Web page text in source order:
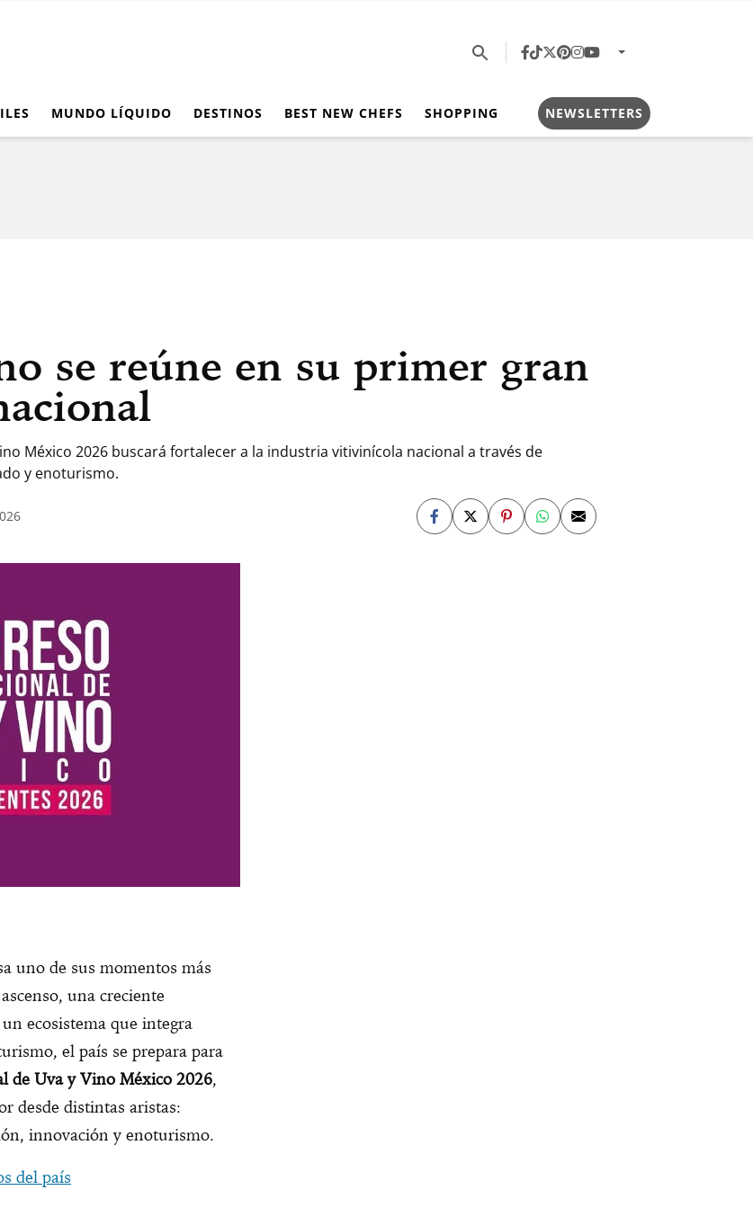
MUNDO LÍQUIDO DESTINOS BEST NEW CHEFS SHOPPING NEWSLETTERS
se reúne en su primer gran
México 2026 buscará fortalecer a la industria vitivinícola nacional a través de
y enoturismo.
uno de sus momentos más
una creciente
ecosistema que integra
el país se prepara para
de Uva y Vino México 2026,
desde distintas aristas:
innovación y enoturismo.
del país